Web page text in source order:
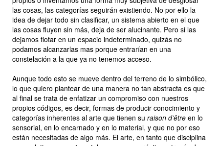
las cosas, las categorías seguirán existiendo. No por ello la
idea de dejar todo sin clasificar, un sistema abierto en el que
las cosas fluyen sin más, deja de ser alucinante. Pero si las
dejamos flotar en un espacio indeterminado, quizás no
podamos alcanzarlas mas porque entrarían en una
constelación a la que ya no tenemos acceso.
Aunque todo esto se mueve dentro del terreno de lo simbólico,
lo que quiero plantear de una manera no tan abstracta es que
al final se trata de enfatizar un compromiso con nuestros
propios códigos, es decir, formas de producir conocimiento y
categorías inherentes al arte que tienen su raison d’être en lo
sensorial, en lo encarnado y en lo material, y que no por eso
están necesitadas de algo más. El arte, en tanto que disciplina